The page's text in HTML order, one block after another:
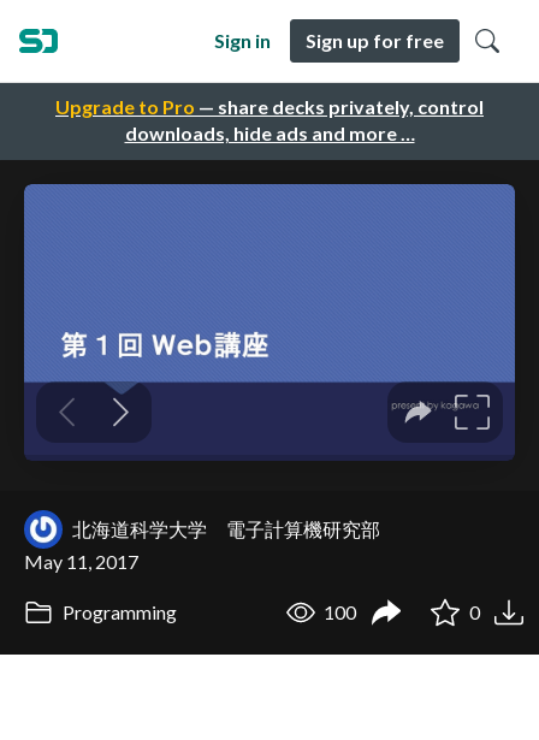
Upgrade to Pro — share decks privately, control
downloads, hide ads and more …
Sign in Sign up for free
北海道科学大学 電子計算機研究部
May 11, 2017
Programming 100 0